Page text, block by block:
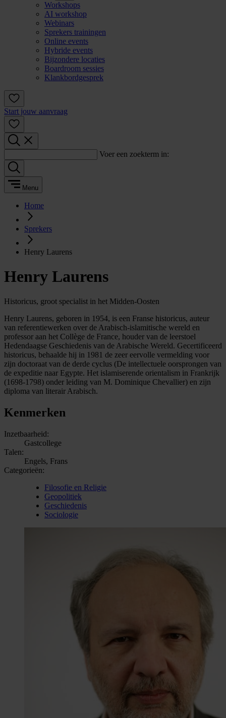
Workshops
AI workshop
Webinars
Sprekers trainingen
Online events
Hybride events
Bijzondere locaties
Boardroom sessies
Klankbordgesprek
Start jouw aanvraag
Voer een zoekterm in:
Menu
Home
Sprekers
Henry Laurens
Henry Laurens
Historicus, groot specialist in het Midden-Oosten
Henry Laurens, geboren in 1954, is een Franse historicus, auteur
van referentiewerken over de Arabisch-islamitische wereld en
professor aan het Collège de France, houder van de leerstoel
Hedendaagse Geschiedenis van de Arabische Wereld. Gecertificeerd
historicus, behaalde hij in 1981 de zeer eervolle vermelding voor
zijn doctoraat van de derde cyclus (De intellectuele oorsprongen van
de expeditie naar Egypte. Het islamiserende orientalism in Frankrijk
(1698-1798) onder leiding van M. Dominique Chevallier) en zijn
diploma van literair Arabisch.
Kenmerken
Inzetbaarheid:
Gastcollege
Talen:
Engels, Frans
Categorieën:
Filosofie en Religie
Geopolitiek
Geschiedenis
Sociologie